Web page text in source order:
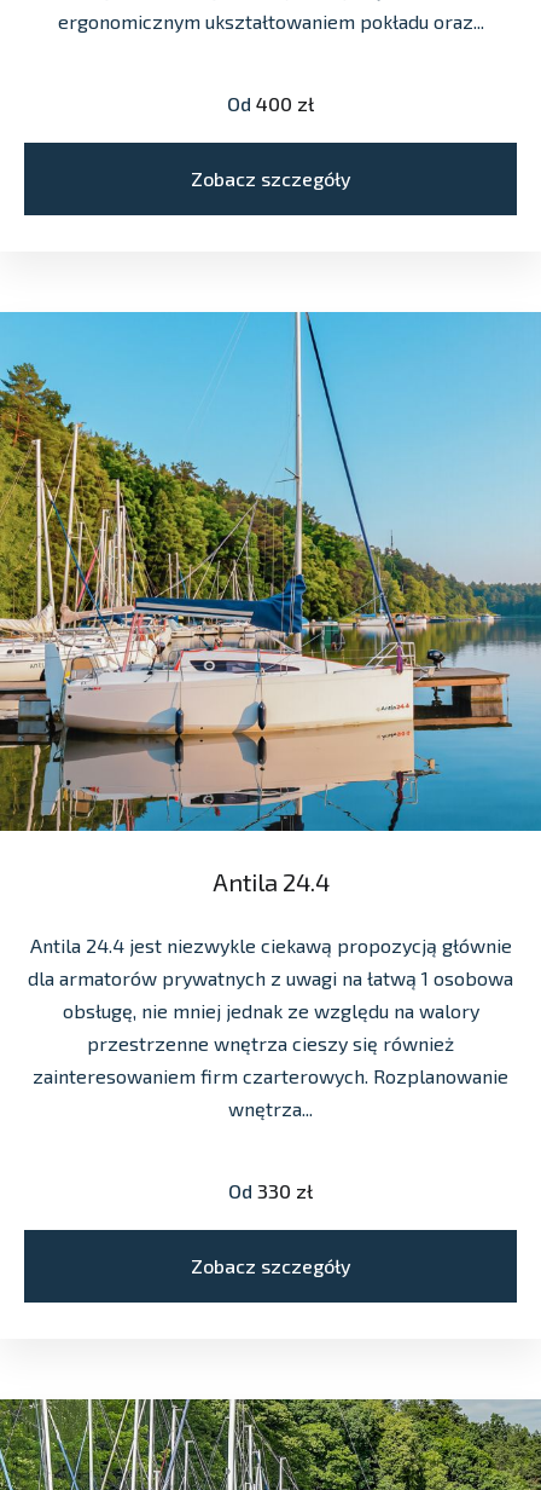
ergonomicznym ukształtowaniem pokładu oraz...
Od 400 zł
Zobacz szczegóły
Antila 24.4
Antila 24.4 jest niezwykle ciekawą propozycją głównie
dla armatorów prywatnych z uwagi na łatwą 1 osobowa
obsługę, nie mniej jednak ze względu na walory
przestrzenne wnętrza cieszy się również
zainteresowaniem firm czarterowych. Rozplanowanie
wnętrza...
Od 330 zł
Zobacz szczegóły